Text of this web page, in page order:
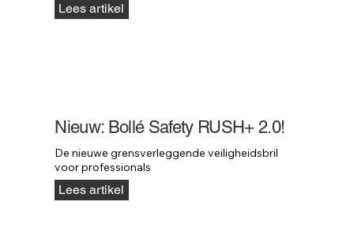
Lees artikel
Nieuw: Bollé Safety RUSH+ 2.0!
De nieuwe grensverleggende veiligheidsbril
voor professionals
Lees artikel